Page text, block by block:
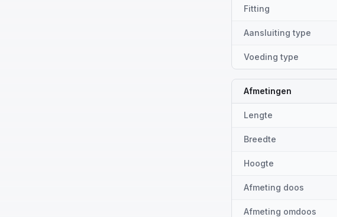
Fitting
Aansluiting type
Voeding type
Afmetingen
Lengte
Breedte
Hoogte
Afmeting doos
Afmeting omdoos